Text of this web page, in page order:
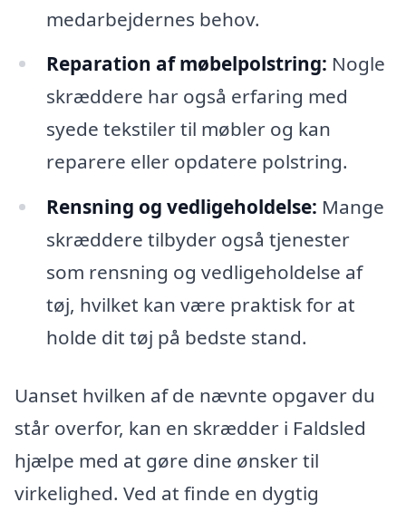
medarbejdernes behov.
Reparation af møbelpolstring: Nogle
skræddere har også erfaring med
syede tekstiler til møbler og kan
reparere eller opdatere polstring.
Rensning og vedligeholdelse: Mange
skræddere tilbyder også tjenester
som rensning og vedligeholdelse af
tøj, hvilket kan være praktisk for at
holde dit tøj på bedste stand.
Uanset hvilken af de nævnte opgaver du
står overfor, kan en skrædder i Faldsled
hjælpe med at gøre dine ønsker til
virkelighed. Ved at finde en dygtig